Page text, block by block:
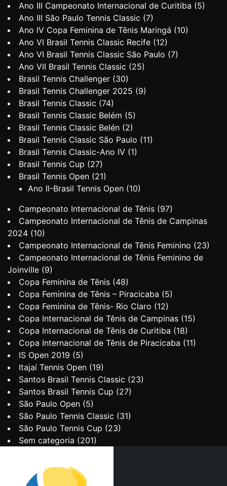
Ano III Campeonato Internacional de Curitiba (5)
Ano III São Paulo Tennis Classic (7)
Ano IV Copa Feminina de Tênis Maringá (10)
Ano VI Brasil Tennis Classic Recife (12)
Ano VI Brasil Tennis Classic São Paulo (7)
Ano VII Brasil Tennis Classic (25)
Brasil Tennis Challenger (30)
Brasil Tennis Challenger 2025 (9)
Brasil Tennis Classic (74)
Brasil Tennis Classic Belém (5)
Brasil Tennis Classic Belén (2)
Brasil Tennis Classic São Paulo (11)
Brasil Tennis Classic-Ano IV (1)
Brasil Tennis Cup (27)
Brasil Tennis Open (21)
Ano II-Brasil Tennis Open (10)
Campeonato Internacional de Tênis (97)
Campeonato Internacional de Tênis de Campinas
2024 (10)
Campeonato Internacional de Tênis Feminino (23)
Campeonato Internacional de Tênis Feminino de
Joinville (9)
Copa Feminina de Tênis (48)
Copa Feminina de Tênis – Piracicaba (5)
Copa Feminina de Tênis- Rio Claro (12)
Copa Internacional de Tênis de Campinas (15)
Copa Internacional de Tênis de Curitiba (18)
Copa Internacional de Tênis de Piracicaba (11)
IS Open 2019 (5)
Itajaí Tennis Open (19)
Santos Brasil Tennis Classic (23)
Santos Brasil Tennis Cup (27)
São Paulo Open (5)
São Paulo Tennis Classic (31)
São Paulo Tennis Cup (23)
Sem categoria (201)